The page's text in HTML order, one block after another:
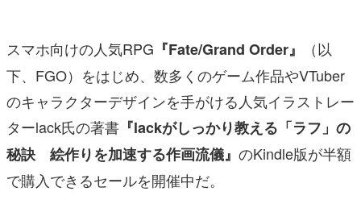
その他
電ファミニコゲーマーとは？
運営：株式会社マレ
スマホ向けの人気RPG 『Fate/Grand Order』
（以
下、FGO）をはじめ、数多くのゲーム作品やVTuber
のキャラクターデザインを手がける人気イラストレー
ターlack氏の著書 『lackがしっかり教える「ラフ」の
秘訣 絵作りを加速する作画流儀』 のKindle版が半額
で購入できるセールを開催中だ。